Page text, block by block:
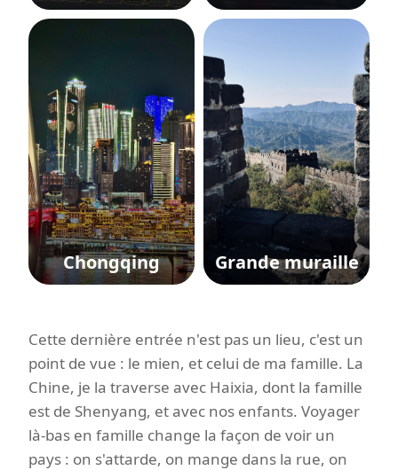
Chongqing Grande muraille
Cette dernière entrée n'est pas un lieu, c'est un
point de vue : le mien, et celui de ma famille. La
Chine, je la traverse avec Haixia, dont la famille
est de Shenyang, et avec nos enfants. Voyager
là-bas en famille change la façon de voir un
pays : on s'attarde, on mange dans la rue, on